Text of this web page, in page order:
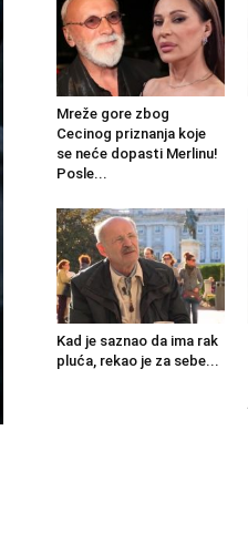
Mreže gore zbog
Cecinog priznanja koje
se neće dopasti Merlinu!
Posle...
Kad je saznao da ima rak
pluća, rekao je za sebe...